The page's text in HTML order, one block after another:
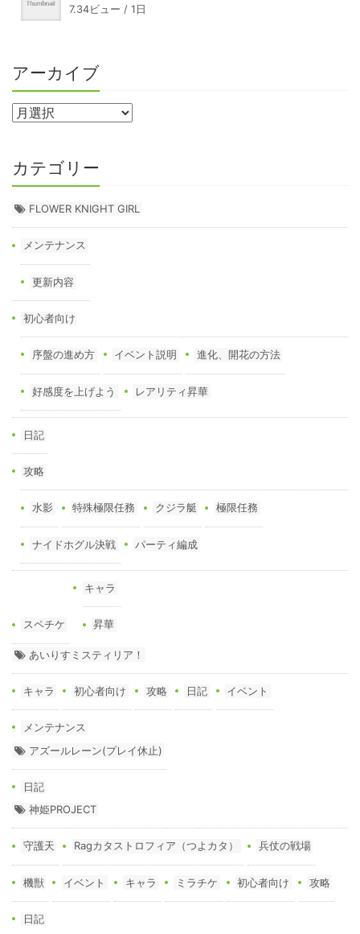
7.34ビュー / 1日
アーカイブ
カテゴリー
FLOWER KNIGHT GIRL
メンテナンス
更新内容
初心者向け
序盤の進め方 イベント説明 進化、開花の方法
好感度を上げよう レアリティ昇華
日記
攻略
水影 特殊極限任務 クジラ艇 極限任務
ナイドホグル決戦 パーティ編成
スペチケ
キャラ
昇華
あいりすミスティリア！
キャラ 初心者向け 攻略 日記 イベント
メンテナンス
アズールレーン(プレイ休止)
日記
神姫PROJECT
守護天 Ragカタストロフィア（つよカタ） 兵仗の戦場
機獣 イベント キャラ ミラチケ 初心者向け 攻略
日記